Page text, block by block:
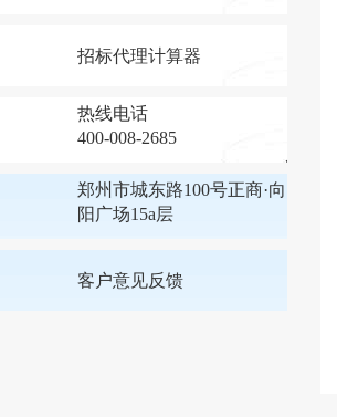
招标代理计算器
热线电话
400-008-2685
郑州市城东路100号正商·向
阳广场15a层
客户意见反馈